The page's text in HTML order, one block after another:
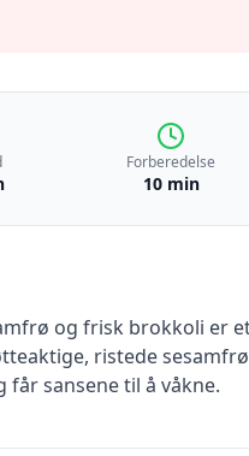
Forberedelse
10 min
og frisk brokkoli er
ristede
sansene til å våkne.